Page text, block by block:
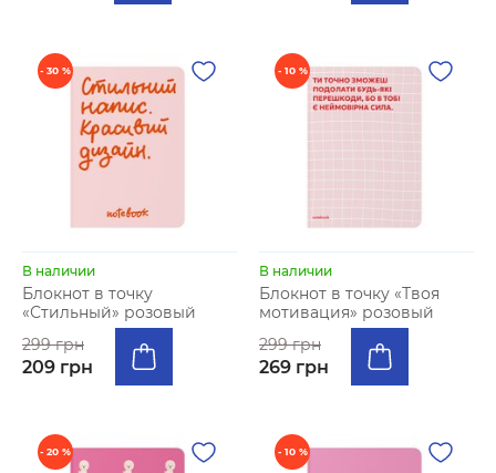
- 30 %
В наличии
Блокнот в точку
«Стильный» розовый
299 грн
209 грн
- 10 %
В наличии
Блокнот в точку «Твоя
мотивация» розовый
299 грн
269 грн
- 20 % - 10 %